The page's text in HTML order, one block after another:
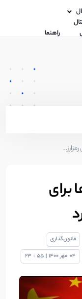
راهنما
محدودیت‌های رمز‌ارزها برای کاربران چینی ادامه دارد
برای
قانون‌گذاری
04 مهر 1400
|
55
:
23